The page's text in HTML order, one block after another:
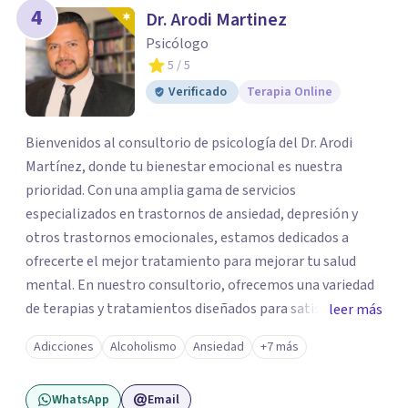
4 Dr. Arodi Martinez
Psicólogo
5 / 5
Verificado
Terapia Online
Bienvenidos al consultorio de psicología del Dr. Arodi
Martínez, donde tu bienestar emocional es nuestra
prioridad. Con una amplia gama de servicios
especializados en trastornos de ansiedad, depresión y
otros trastornos emocionales, estamos dedicados a
ofrecerte el mejor tratamiento para mejorar tu salud
mental. En nuestro consultorio, ofrecemos una variedad
de terapias y tratamientos diseñados para satisfacer tus
necesidades específicas: Terapia para Trastornos de
Ansiedad y Depresión: Somos expertos en el tratamiento
de la ansiedad y la depresión, utilizando enfoques
basados en evidencia para ayudarte a recuperar tu
leer más
Adicciones Alcoholismo Ansiedad +7 más
WhatsApp Email